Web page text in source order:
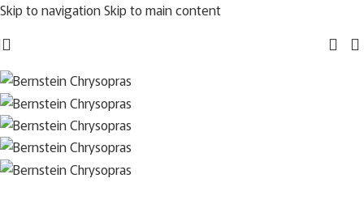
Skip to navigationSkip to main content